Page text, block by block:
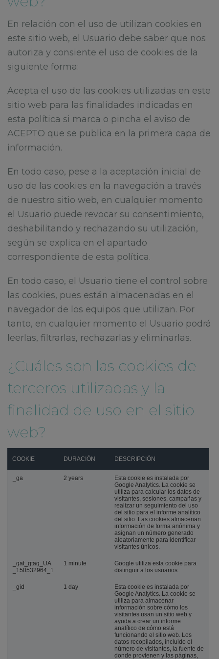
En relación con el uso de utilizan cookies en
este sitio web, el Usuario debe saber que nos
autoriza y consiente el uso de cookies de la
siguiente forma:
Acepta el uso de las cookies utilizadas en este
sitio web para las finalidades indicadas en
esta política si marca o pincha el aviso de
ACEPTO que se publica en la primera capa de
información.
En todo caso, pese a la aceptación inicial de
uso de las cookies en la navegación a través
de nuestro sitio web, en cualquier momento
el Usuario puede revocar su consentimiento,
deshabilitando y rechazando su utilización,
según se explica en el apartado
correspondiente de esta política.
En todo caso, el Usuario tiene el control sobre
las cookies, pues están almacenadas en el
navegador de los equipos que utilizan. Por
tanto, en cualquier momento el Usuario podrá
leerlas, filtrarlas, rechazarlas y eliminarlas.
¿Cuáles son las cookies de
terceros utilizadas y la
finalidad de uso en el sitio
web?
COOKIE DURACIÓN DESCRIPCIÓN
_ga 2 years
Esta cookie es instalada por
Google Analytics. La cookie se
utiliza para calcular los datos de
visitantes, sesiones, campañas y
realizar un seguimiento del uso
del sitio para el informe analítico
del sitio. Las cookies almacenan
información de forma anónima y
asignan un número generado
aleatoriamente para identificar
visitantes únicos.
_gat_gtag_UA
_150532964_1
1 minute
Google utiliza esta cookie para
distinguir a los usuarios.
_gid 1 day
Esta cookie es instalada por
Google Analytics. La cookie se
utiliza para almacenar
información sobre cómo los
visitantes usan un sitio web y
ayuda a crear un informe
analítico de cómo está
funcionando el sitio web. Los
datos recopilados, incluido el
número de visitantes, la fuente de
donde provienen y las páginas,